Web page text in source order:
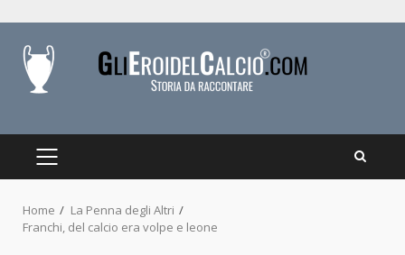
content
PRIMARY
Home
La Penna degli Altri
Franchi, del calcio era volpe e leone